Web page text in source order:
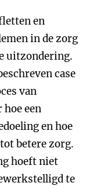
en
in de zorg
uitzondering.
case
van
een
en hoe
betere zorg.
hoeft niet
te